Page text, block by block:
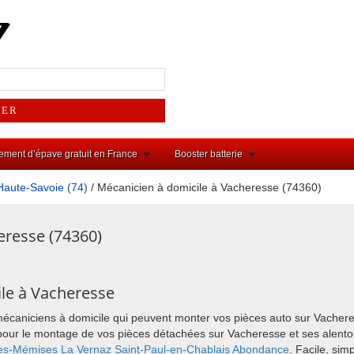
d’épave gratuit en France Booster batterie
Savoie (74) / Mécanicien à domicile à Vacheresse (74360)
(74360)
à Vacheresse
à domicile qui peuvent monter vos pièces auto sur
le montage de vos pièces détachées sur Vacheresse et ses
Mémises La Vernaz Saint-Paul-en-ChablaisAbondance . Facile,